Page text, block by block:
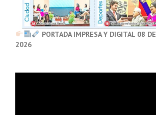
PORTADA IMPRESA Y DIGITAL 08
2026